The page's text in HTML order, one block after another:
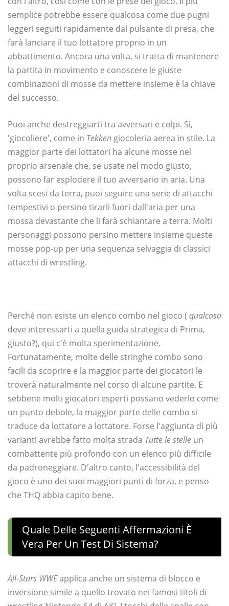
semplice potrebbe essere qualcosa come due pugni
leggeri seguiti rapidamente dal pulsante di presa, che
farà lanciare il tuo lottatore proprio in un
abbattimento. Ancora una volta, si tratta di mantenere
la partita in movimento e conoscere le giuste
combinazioni di mosse da mettere insieme è la chiave
del successo.
Puoi anche destreggiarti tra avversari e colpi. Sì,
'giocoliere', come in Tekken giocoleria aerea in stile. La
maggior parte dei lottatori ha alcune mosse nel
proprio arsenale che, se usate nel modo giusto,
possono far esplodere il tuo avversario in aria. Una
volta scesi da terra, puoi seguire una serie di attacchi
tempestivi o persino tirarli fuori dall'aria per una
mossa devastante che li farà schiantare a terra. Molti
personaggi possono persino mettere insieme queste
mosse pop-up per una sequenza selvaggia di classici
attacchi di wrestling.
Perché non esiste un elenco combo nel gioco ( qualcosa
deve interessarti a quella guida strategica di Prima,
giusto?), qui c'è molta sperimentazione.
Fortunatamente, molte delle stringhe combo sono
facili da scoprire e la maggior parte dei giocatori le
troverà naturalmente nel corso di alcune partite. E
sebbene molti giocatori esperti possano vederlo come
un punto debole, la maggior parte delle combo si
traduce da lottatore a lottatore. Forse l'aggiunta di più
varianti avrebbe fatto molta strada Tutte le stelle un
combattente più profondo con un elenco più difficile
da padroneggiare. D'altro canto, l'accessibilità del
gioco è uno dei suoi maggiori punti di forza, e penso
che THQ abbia capito bene.
Quale Delle Seguenti Affermazioni È
Vera Per Un Test Di Sistema?
All-Stars WWEapplica anche un sistema di blocco e
inversione simile a quello trovato nei famosi titoli di